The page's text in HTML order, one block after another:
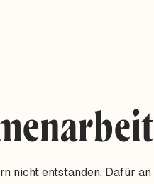
nicht entstanden. Dafür an